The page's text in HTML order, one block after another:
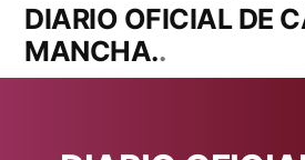
DIARIO OFICIAL DE
MANCHA.